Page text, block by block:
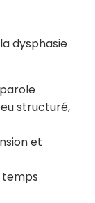
dysphasie
structuré,
et
temps